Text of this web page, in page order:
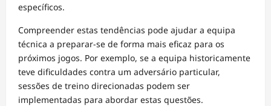
específicos.
Compreender estas tendências pode ajudar a equipa
técnica a preparar-se de forma mais eficaz para os
próximos jogos. Por exemplo, se a equipa historicamente
teve dificuldades contra um adversário particular,
sessões de treino direcionadas podem ser
implementadas para abordar estas questões.